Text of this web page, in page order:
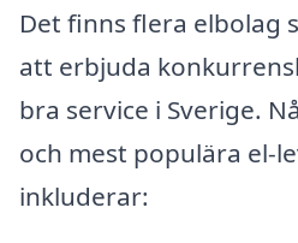
Det finns flera elbolag
att erbjuda
bra service i Sverige.
och mest populära el-
inkluderar: